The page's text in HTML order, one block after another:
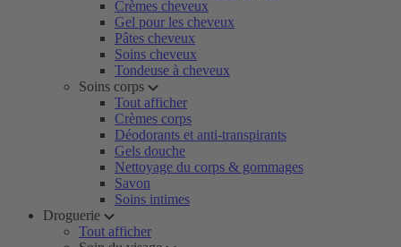
Crèmes cheveux
Gel pour les cheveux
Pâtes cheveux
Soins cheveux
Tondeuse à cheveux
Soins corps
Tout afficher
Crèmes corps
Déodorants et anti-transpirants
Gels douche
Nettoyage du corps & gommages
Savon
Soins intimes
Droguerie
Tout afficher